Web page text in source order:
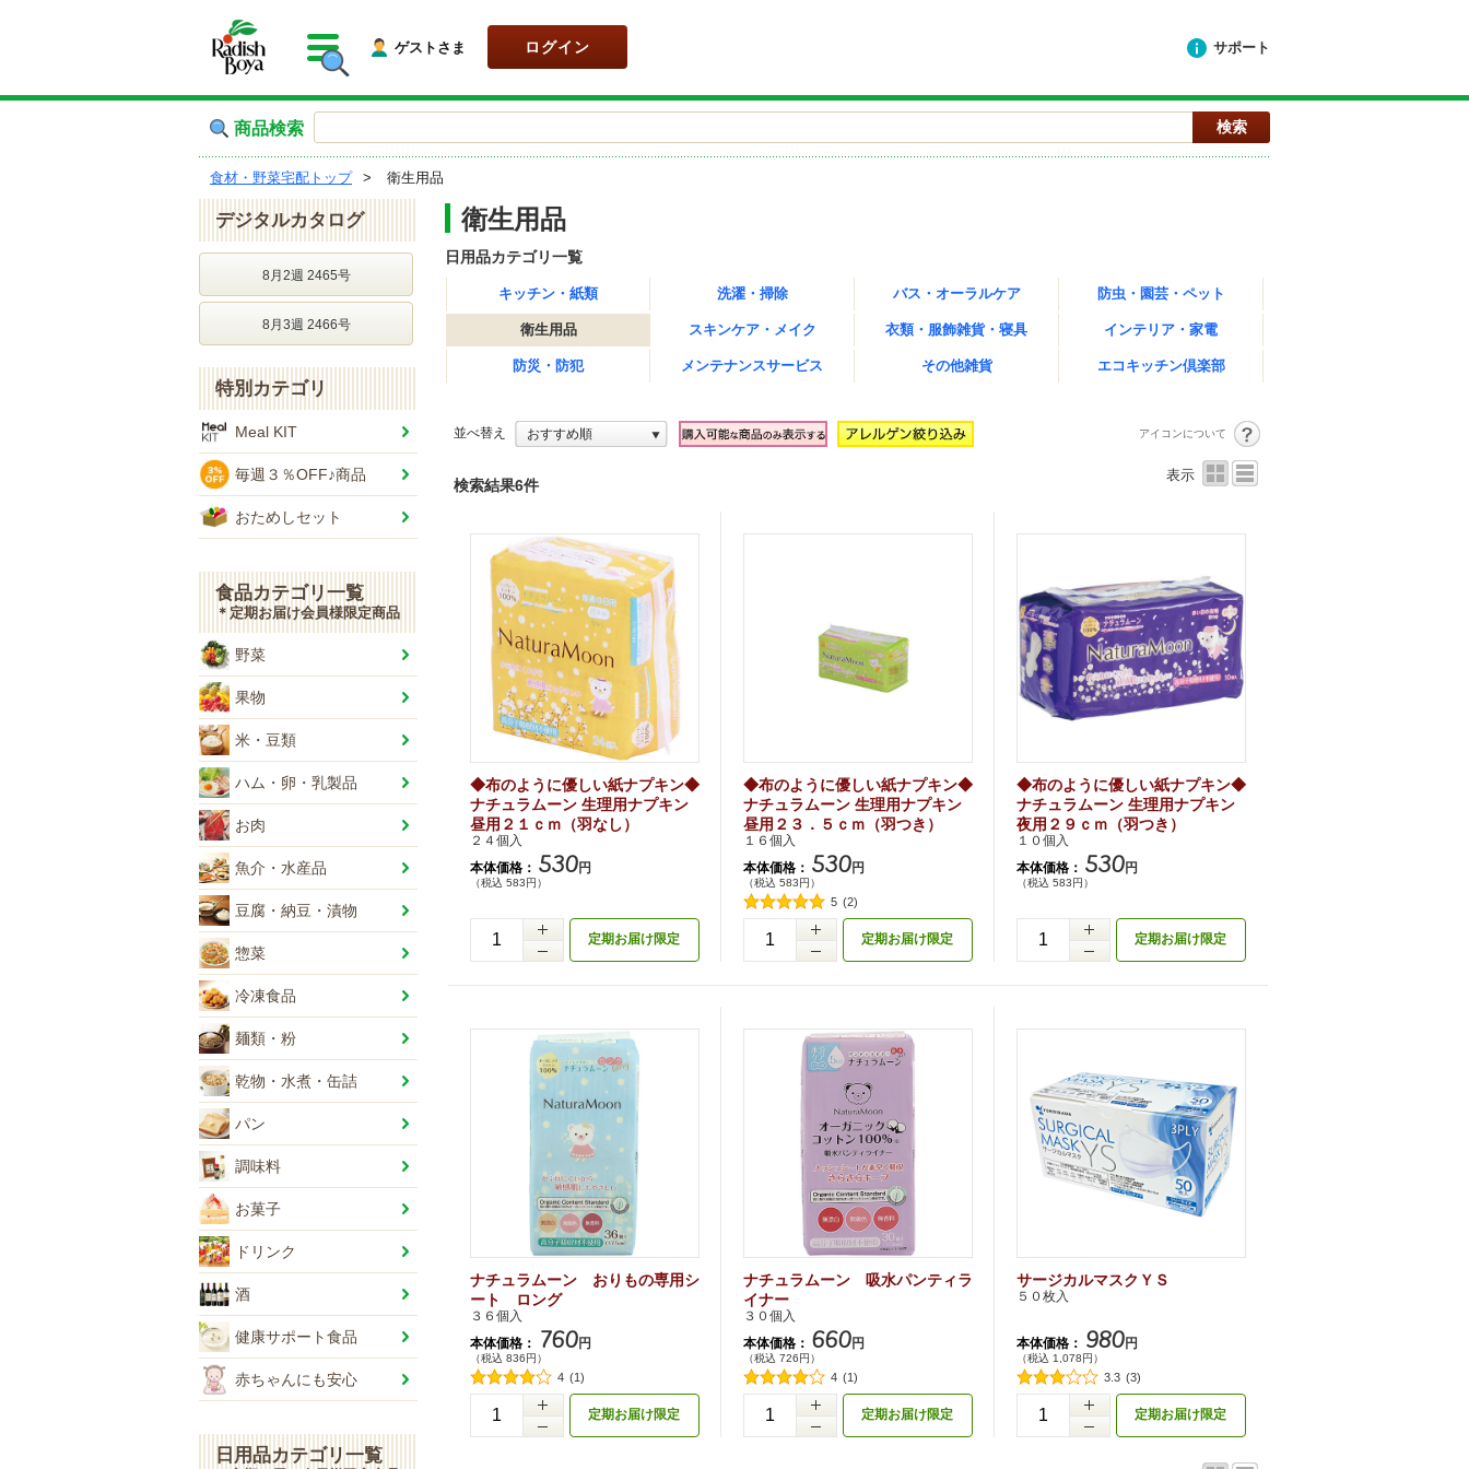
ゲストさま ログイン サポート
商品検索
食材・野菜宅配トップ 衛生用品
デジタルカタログ
8月2週 2465号
8月3週 2466号
特別カテゴリ
Meal KIT
毎週３％OFF♪商品
おためしセット
食品カテゴリ一覧
＊定期お届け会員様限定商品
野菜
果物
米・豆類
ハム・卵・乳製品
お肉
魚介・水産品
豆腐・納豆・漬物
惣菜
冷凍食品
麺類・粉
乾物・水煮・缶詰
パン
調味料
お菓子
ドリンク
酒
健康サポート食品
赤ちゃんにも安心
日用品カテゴリ一覧
衛生用品
日用品カテゴリ一覧
キッチン・紙類 洗濯・掃除 バス・オーラルケア 防虫・園芸・ペット
衛生用品 スキンケア・メイク 衣類・服飾雑貨・寝具 インテリア・家電
防災・防犯 メンテナンスサービス その他雑貨 エコキッチン倶楽部
並べ替え おすすめ順 アイコンについて
検索結果6件
表示
◆布のように優しい紙ナプキン◆
ナチュラムーン 生理用ナプキン
昼用２１ｃｍ（羽なし）
２４個入
本体価格： 530円
（税込 583円）
定期お届け限定
◆布のように優しい紙ナプキン◆
ナチュラムーン 生理用ナプキン
昼用２３．５ｃｍ（羽つき）
１６個入
本体価格： 530円
（税込 583円）
5 (2)
+
定期お届け限定
◆布のように優しい紙ナプキン◆
ナチュラムーン 生理用ナプキン
夜用２９ｃｍ（羽つき）
１０個入
本体価格： 530円
（税込 583円）
+
-
定期お届け限定
ナチュラムーン おりもの専用シ
ート ロング
３６個入
本体価格： 760円
（税込 836円）
4 (1)
定期お届け限定
ナチュラムーン 吸水パンティラ
イナー
３０個入
本体価格： 660円
（税込 726円）
4 (1)
+
定期お届け限定
サージカルマスクＹＳ
５０枚入
本体価格： 980円
（税込 1,078円）
3.3 (3)
+
-
定期お届け限定